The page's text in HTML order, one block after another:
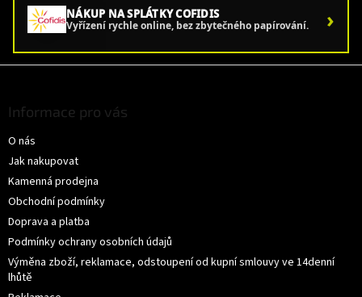
r
v
y
v
NÁKUP NA SPLÁTKY COFIDIS
Vyřízení rychle online, bez zbytečného papírování. ›
Informace pro vás
O nás
Jak nakupovat
Kamenná prodejna
Obchodní podmínky
Doprava a platba
Podmínky ochrany osobních údajů
Výměna zboží, reklamace, odstoupení od kupní smlouvy ve 14denní
lhůtě